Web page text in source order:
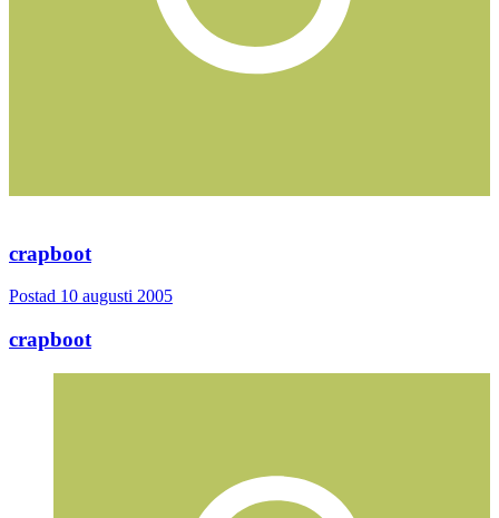
crapboot
Postad 10 augusti 2005
crapboot